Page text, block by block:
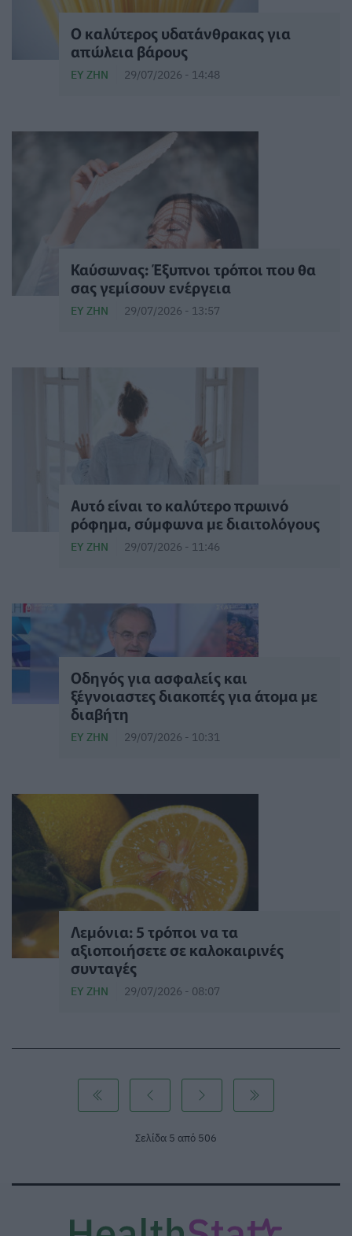
Ο καλύτερος υδατάνθρακας για
απώλεια βάρους
ΕΥ ΖΗΝ 29/07/2026 - 14:48
Καύσωνας: Έξυπνοι τρόποι που θα
σας γεμίσουν ενέργεια
ΕΥ ΖΗΝ 29/07/2026 - 13:57
Αυτό είναι το καλύτερο πρωινό
ρόφημα, σύμφωνα με διαιτολόγους
ΕΥ ΖΗΝ 29/07/2026 - 11:46
Οδηγός για ασφαλείς και
ξέγνοιαστες διακοπές για άτομα με
διαβήτη
ΕΥ ΖΗΝ 29/07/2026 - 10:31
Λεμόνια: 5 τρόποι να τα
αξιοποιήσετε σε καλοκαιρινές
συνταγές
ΕΥ ΖΗΝ 29/07/2026 - 08:07
Σελίδα 5 από 506